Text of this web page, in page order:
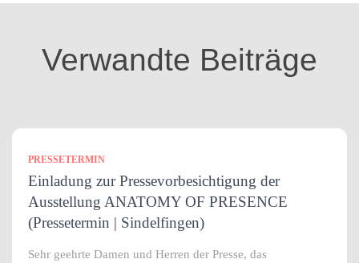
o
Verwandte Beiträge
PRESSETERMIN
Einladung zur Pressevorbesichtigung der
Ausstellung ANATOMY OF PRESENCE
(Pressetermin | Sindelfingen)
Sehr geehrte Damen und Herren der Presse, das